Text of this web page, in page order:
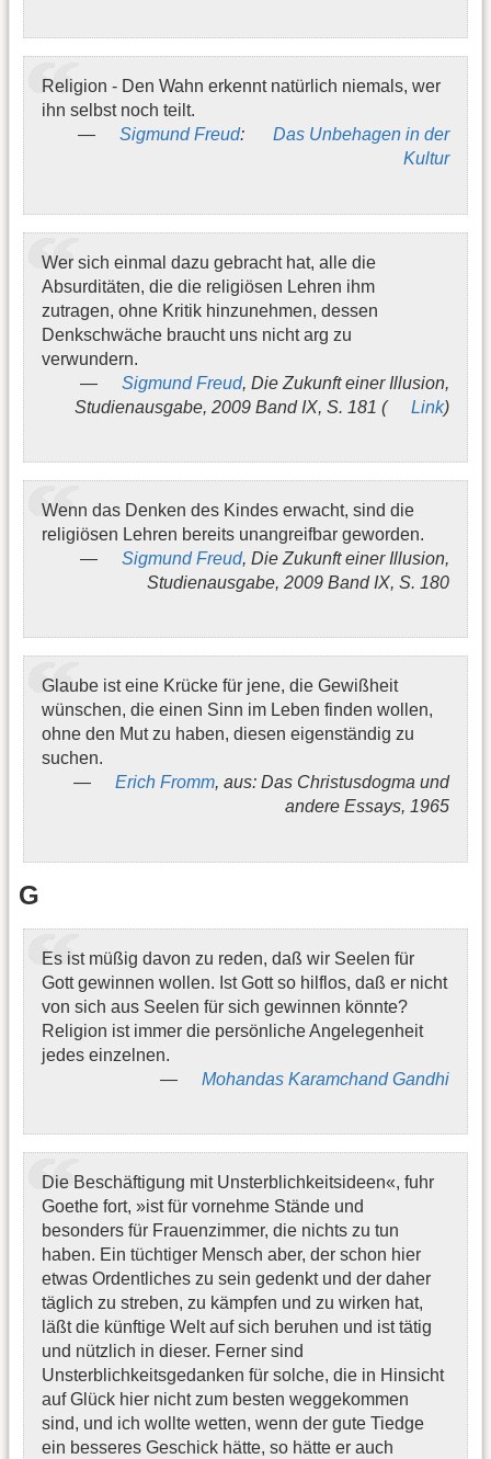
Religion - Den Wahn erkennt natürlich niemals, wer
ihn selbst noch teilt.
Sigmund Freud:
Das Unbehagen in der
Kultur
Wer sich einmal dazu gebracht hat, alle die
Absurditäten, die die religiösen Lehren ihm
zutragen, ohne Kritik hinzunehmen, dessen
Denkschwäche braucht uns nicht arg zu
verwundern.
Sigmund Freud, Die Zukunft einer Illusion,
Studienausgabe, 2009 Band IX, S. 181 (
Link)
Wenn das Denken des Kindes erwacht, sind die
religiösen Lehren bereits unangreifbar geworden.
Sigmund Freud, Die Zukunft einer Illusion,
Studienausgabe, 2009 Band IX, S. 180
Glaube ist eine Krücke für jene, die Gewißheit
wünschen, die einen Sinn im Leben finden wollen,
ohne den Mut zu haben, diesen eigenständig zu
suchen.
Erich Fromm, aus: Das Christusdogma und
andere Essays, 1965
G
Es ist müßig davon zu reden, daß wir Seelen für
Gott gewinnen wollen. Ist Gott so hilflos, daß er nicht
von sich aus Seelen für sich gewinnen könnte?
Religion ist immer die persönliche Angelegenheit
jedes einzelnen.
Mohandas Karamchand Gandhi
Die Beschäftigung mit Unsterblichkeitsideen«, fuhr
Goethe fort, »ist für vornehme Stände und
besonders für Frauenzimmer, die nichts zu tun
haben. Ein tüchtiger Mensch aber, der schon hier
etwas Ordentliches zu sein gedenkt und der daher
täglich zu streben, zu kämpfen und zu wirken hat,
läßt die künftige Welt auf sich beruhen und ist tätig
und nützlich in dieser. Ferner sind
Unsterblichkeitsgedanken für solche, die in Hinsicht
auf Glück hier nicht zum besten weggekommen
sind, und ich wollte wetten, wenn der gute Tiedge
ein besseres Geschick hätte, so hätte er auch